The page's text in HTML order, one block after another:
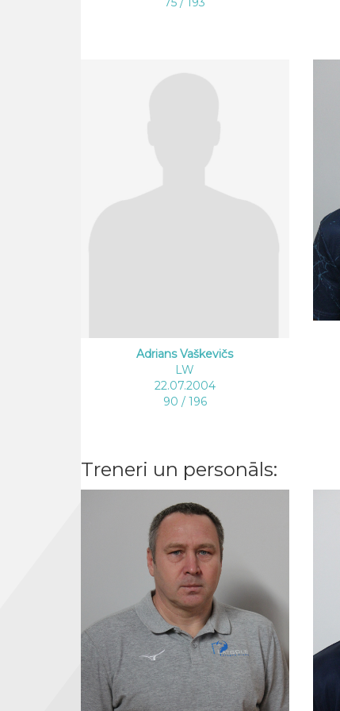
Adrians Vaškevičs
LW
22.07.2004
90 / 196
Treneri un personāls: